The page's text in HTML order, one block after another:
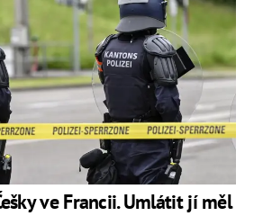
ve Francii. Umlátit jí měl